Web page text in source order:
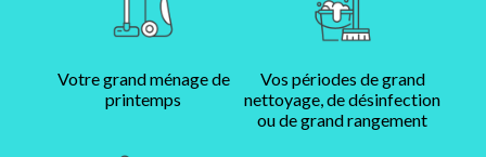
Votre grand ménage de
printemps
Vos périodes de grand
nettoyage, de désinfection
ou de grand rangement